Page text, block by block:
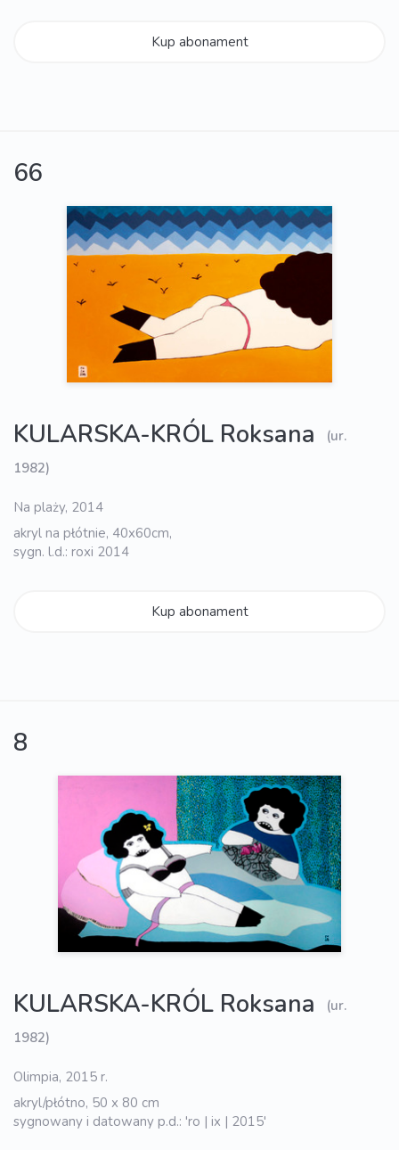
Kup abonament
66
KULARSKA-KRÓL Roksana
(ur.
1982)
Na plaży, 2014
akryl na płótnie, 40x60cm,
sygn. l.d.: roxi 2014
Kup abonament
8
KULARSKA-KRÓL Roksana
(ur.
1982)
Olimpia, 2015 r.
akryl/płótno, 50 x 80 cm
sygnowany i datowany p.d.: 'ro | ix | 2015'